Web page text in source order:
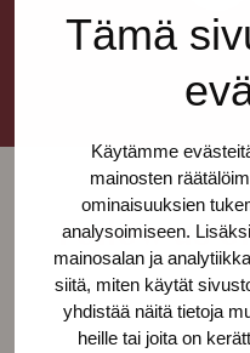
Tämä
Käytämme
mainosten
ominaisuuksien
analysoimiseen.
mainosalan ja
siitä, miten käytät
yhdistää näitä tietoja
heille tai joita on
Follow us